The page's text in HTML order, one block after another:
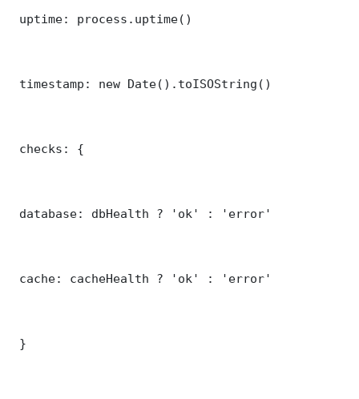
uptime: process.uptime()
timestamp: new Date().toISOString()
checks: {
database: dbHealth ? 'ok' : 'error'
cache: cacheHealth ? 'ok' : 'error'
}